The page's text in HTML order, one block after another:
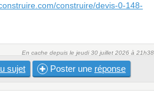
construire/devis-0-148-
En cache depuis le jeudi 30 juillet 2026 à 21h38
sujet Poster une réponse